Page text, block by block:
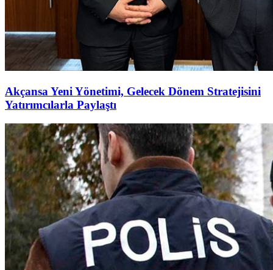
Akçansa Yeni Yönetimi, Gelecek Dönem Stratejisini
Yatırımcılarla Paylaştı